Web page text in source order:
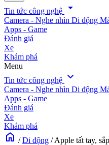
search
Tin tức công nghệ arrow_drop_down
Camera - Nghe nhìn Di động
Apps - Game
Đánh giá
Xe
Khám phá
Menu
Tin tức công nghệ expand_more
Camera - Nghe nhìn Di động
Apps - Game
Đánh giá
Xe
Khám phá
home / Di động / Apple tất tay,